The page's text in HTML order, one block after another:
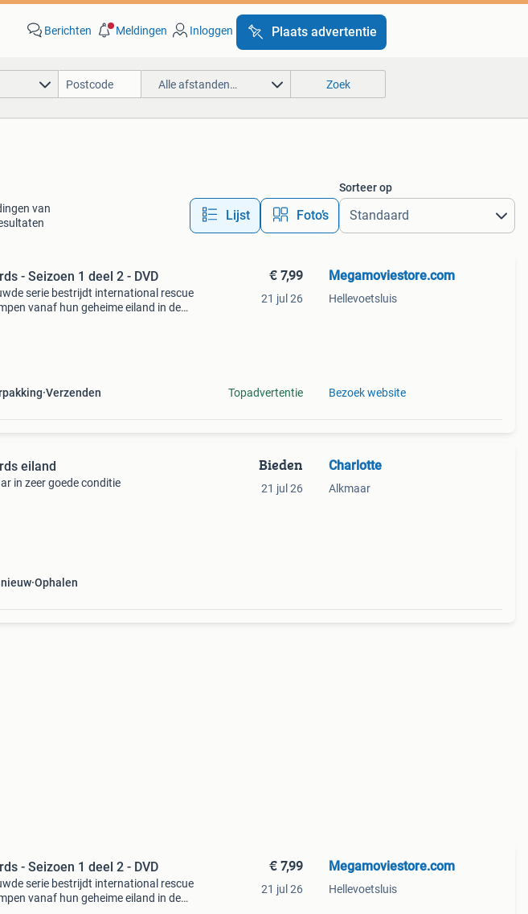
Berichten Meldingen Inloggen Plaats advertentie
Alle afstanden… Zoek
van
Lijst Foto’s
Sorteer op
- Seizoen 1 deel 2 - DVD
serie bestrijdt international rescue
vanaf hun geheime eiland in de
Verzenden
€ 7,99
21 jul 26
Topadvertentie
Megamoviestore.com
Hellevoetsluis
Bezoek website
eiland
in zeer goede conditie
Ophalen
Bieden
21 jul 26
Charlotte
Alkmaar
- Seizoen 1 deel 2 - DVD
serie bestrijdt international rescue
vanaf hun geheime eiland in de
€ 7,99
21 jul 26
Megamoviestore.com
Hellevoetsluis